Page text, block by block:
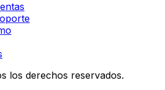
los derechos reservados.